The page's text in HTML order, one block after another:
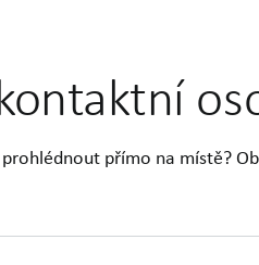
přímo na místě?